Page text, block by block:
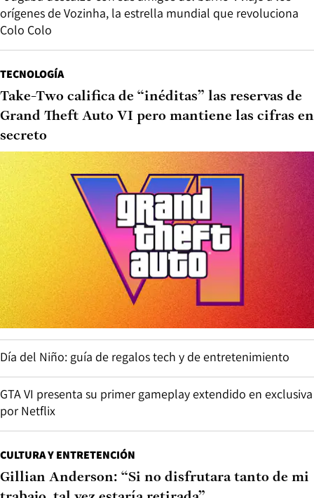
orígenes de Vozinha, la estrella mundial que revoluciona
Colo Colo
TECNOLOGÍA
Take-Two califica de “inéditas” las reservas de
Grand Theft Auto VI pero mantiene las cifras en
secreto
Día del Niño: guía de regalos tech y de entretenimiento
GTA VI presenta su primer gameplay extendido en exclusiva
por Netflix
CULTURA Y ENTRETENCIÓN
Gillian Anderson: “Si no disfrutara tanto de mi